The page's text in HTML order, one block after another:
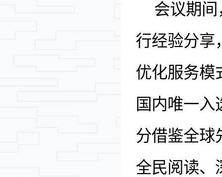
会议期间
行经验分享
优化服务模
国 内唯一入
分借鉴全球
全民阅读、